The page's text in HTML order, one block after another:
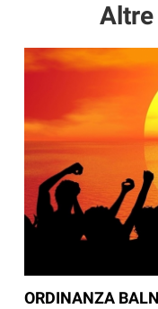
Altre
ORDINANZA